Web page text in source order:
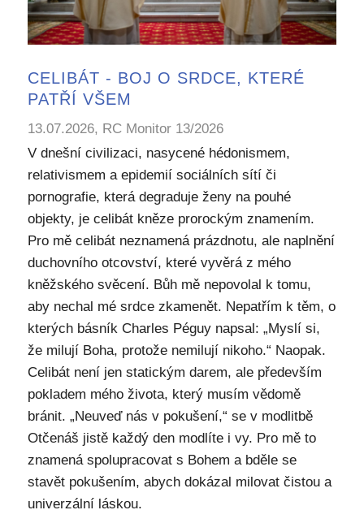
CELIBÁT - BOJ O SRDCE, KTERÉ
PATŘÍ VŠEM
13.07.2026, RC Monitor 13/2026
V dnešní civilizaci, nasycené hédonismem,
relativismem a epidemií sociálních sítí či
pornografie, která degraduje ženy na pouhé
objekty, je celibát kněze prorockým znamením.
Pro mě celibát neznamená prázdnotu, ale naplnění
duchovního otcovství, které vyvěrá z mého
kněžského svěcení. Bůh mě nepovolal k tomu,
aby nechal mé srdce zkamenět. Nepatřím k těm, o
kterých básník Charles Péguy napsal: „Myslí si,
že milují Boha, protože nemilují nikoho.“ Naopak.
Celibát není jen statickým darem, ale především
pokladem mého života, který musím vědomě
bránit. „Neuveď nás v pokušení,“ se v modlitbě
Otčenáš jistě každý den modlíte i vy. Pro mě to
znamená spolupracovat s Bohem a bděle se
stavět pokušením, abych dokázal milovat čistou a
univerzální láskou.